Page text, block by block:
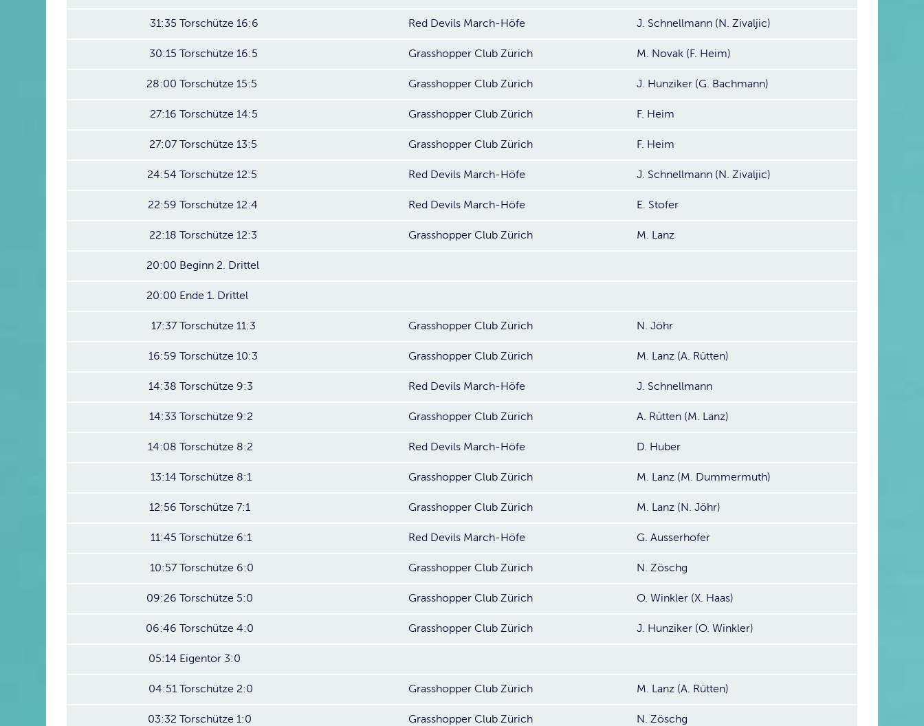
31:35 Torschütze 16:6 Red Devils March-Höfe J. Schnellmann (N. Zivaljic)
30:15 Torschütze 16:5 Grasshopper Club Zürich M. Novak (F. Heim)
28:00 Torschütze 15:5 Grasshopper Club Zürich J. Hunziker (G. Bachmann)
27:16 Torschütze 14:5 Grasshopper Club Zürich F. Heim
27:07 Torschütze 13:5 Grasshopper Club Zürich F. Heim
24:54 Torschütze 12:5 Red Devils March-Höfe J. Schnellmann (N. Zivaljic)
22:59 Torschütze 12:4 Red Devils March-Höfe E. Stofer
22:18 Torschütze 12:3 Grasshopper Club Zürich M. Lanz
20:00 Beginn 2. Drittel
20:00 Ende 1. Drittel
17:37 Torschütze 11:3 Grasshopper Club Zürich N. Jöhr
16:59 Torschütze 10:3 Grasshopper Club Zürich M. Lanz (A. Rütten)
14:38 Torschütze 9:3 Red Devils March-Höfe J. Schnellmann
14:33 Torschütze 9:2 Grasshopper Club Zürich A. Rütten (M. Lanz)
14:08 Torschütze 8:2 Red Devils March-Höfe D. Huber
13:14 Torschütze 8:1 Grasshopper Club Zürich M. Lanz (M. Dummermuth)
12:56 Torschütze 7:1 Grasshopper Club Zürich M. Lanz (N. Jöhr)
11:45 Torschütze 6:1 Red Devils March-Höfe G. Ausserhofer
10:57 Torschütze 6:0 Grasshopper Club Zürich N. Zöschg
09:26 Torschütze 5:0 Grasshopper Club Zürich O. Winkler (X. Haas)
06:46 Torschütze 4:0 Grasshopper Club Zürich J. Hunziker (O. Winkler)
05:14 Eigentor 3:0
04:51 Torschütze 2:0 Grasshopper Club Zürich M. Lanz (A. Rütten)
03:32 Torschütze 1:0 Grasshopper Club Zürich N. Zöschg